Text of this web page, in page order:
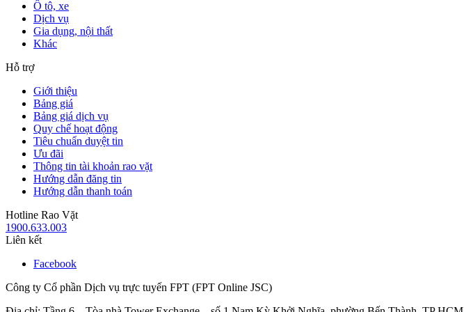
Ô tô, xe
Dịch vụ
Gia dụng, nội thất
Khác
Hỗ trợ
Giới thiệu
Bảng giá
Bảng giá dịch vụ
Quy chế hoạt động
Tiêu chuẩn duyệt tin
Ưu đãi
Thông tin tài khoản rao vặt
Hướng dẫn đăng tin
Hướng dẫn thanh toán
Hotline Rao Vặt
1900.633.003
Liên kết
Facebook
Công ty Cổ phần Dịch vụ trực tuyến FPT (FPT Online JSC)